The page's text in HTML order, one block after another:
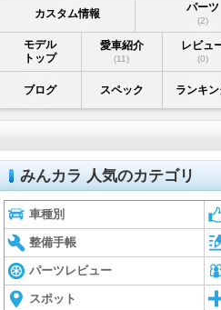
カスタム情報 パーツ
(2)
モデル
トップ
愛車紹介
(11)
レビュ
(0)
ブログ スペック ランキ
みんカラ 人気のカテゴリ
車種別
整備手帳
パーツレビュー
スポット